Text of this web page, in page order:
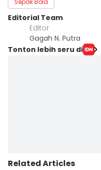
Sepak Bola
Editorial Team
Editor
Gagah N. Putra
Tonton lebih seru di
Related Articles